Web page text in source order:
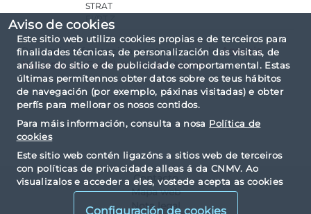
Aviso de cookies
Este sitio web utiliza cookies propias e de terceiros para
finalidades técnicas, de personalización das visitas, de
análise do sitio e de publicidade comportamental. Estas
últimas permítennos obter datos sobre os teus hábitos
de navegación (por exemplo, páxinas visitadas) e obter
perfís para mellorar os nosos contidos.
Para máis información, consulta a nosa Política de
cookies
Este sitio web contén ligazóns a sitios web de terceiros
con políticas de privacidade alleas á da CNMV. Ao
visualizalos e acceder a eles, vostede acepta as cookies
instaladas por terceiros e as súas políticas de privacidade
Configuración de cookies
STRAT
FI/PT Z
Para más información contacte con laAgencia
Nacional de Codificación de Valores
Contacto
Mapa web
Nota legal